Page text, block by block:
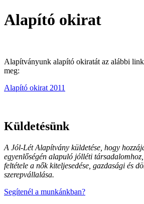
Alapító okirat
Alapítványunk alapító okiratát az alábbi
meg:
Alapító okirat 2011
Küldetésünk
A Jól-Lét Alapítvány küldetése, hogy
egyenlőségén alapuló jólléti
feltétele a nők kiteljesedése, gazdasági és
szerepvállalása.
Segítenél a munkánkban?